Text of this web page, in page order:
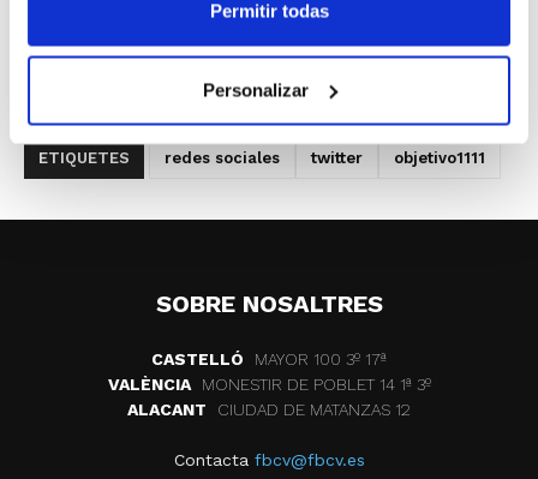
Permitir todas
Personalizar
Twitter:@fbcv_es
ETIQUETES redes sociales twitter objetivo1111
SOBRE NOSALTRES
CASTELLÓ
MAYOR 100 3º 17ª
VALÈNCIA
MONESTIR DE POBLET 14 1ª 3º
ALACANT
CIUDAD DE MATANZAS 12
Contacta fbcv@fbcv.es